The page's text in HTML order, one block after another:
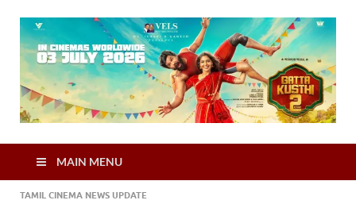
MAIN MENU
TAMIL CINEMA NEWS UPDATE